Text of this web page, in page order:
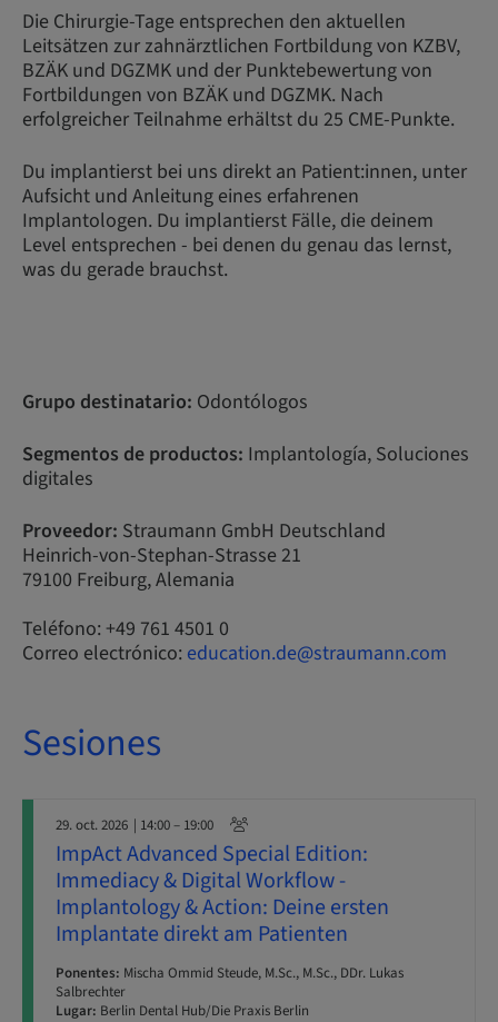
Die Chirurgie-Tage entsprechen den aktuellen
Leitsätzen zur zahnärztlichen Fortbildung von KZBV,
BZÄK und DGZMK und der Punktebewertung von
Fortbildungen von BZÄK und DGZMK. Nach
erfolgreicher Teilnahme erhältst du 25 CME-Punkte.
Du implantierst bei uns direkt an Patient:innen, unter
Aufsicht und Anleitung eines erfahrenen
Implantologen. Du implantierst Fälle, die deinem
Level entsprechen - bei denen du genau das lernst,
was du gerade brauchst.
Grupo destinatario: Odontólogos
Segmentos de productos: Implantología, Soluciones
digitales
Proveedor: Straumann GmbH Deutschland
Heinrich-von-Stephan-Strasse 21
79100 Freiburg, Alemania
Teléfono: +49 761 4501 0
Correo electrónico: education.de@straumann.com
Sesiones
29. oct. 2026 | 14:00 – 19:00
ImpAct Advanced Special Edition:
Immediacy & Digital Workflow -
Implantology & Action: Deine ersten
Implantate direkt am Patienten
Ponentes: Mischa Ommid Steude, M.Sc., M.Sc., DDr. Lukas
Salbrechter
Lugar: Berlin Dental Hub/Die Praxis Berlin